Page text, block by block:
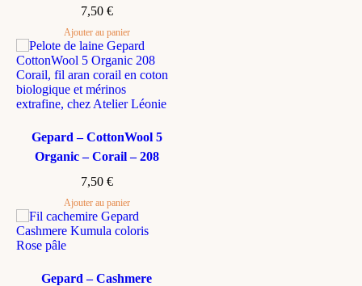
7,50 €
Ajouter au panier
Gepard – CottonWool 5
Organic – Corail – 208
7,50 €
Ajouter au panier
Gepard – Cashmere